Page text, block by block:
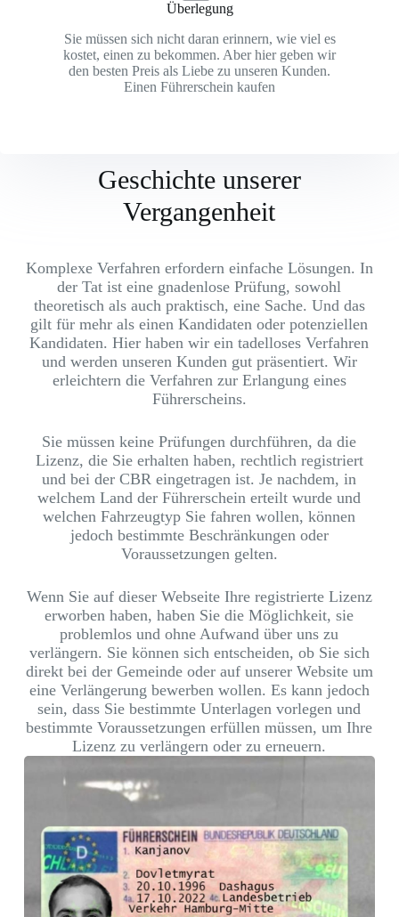
Überlegung
Sie müssen sich nicht daran erinnern, wie viel es
kostet, einen zu bekommen. Aber hier geben wir
den besten Preis als Liebe zu unseren Kunden.
Einen Führerschein kaufen
Geschichte unserer
Vergangenheit
Komplexe Verfahren erfordern einfache Lösungen. In
der Tat ist eine gnadenlose Prüfung, sowohl
theoretisch als auch praktisch, eine Sache. Und das
gilt für mehr als einen Kandidaten oder potenziellen
Kandidaten. Hier haben wir ein tadelloses Verfahren
und werden unseren Kunden gut präsentiert. Wir
erleichtern die Verfahren zur Erlangung eines
Führerscheins.
Sie müssen keine Prüfungen durchführen, da die
Lizenz, die Sie erhalten haben, rechtlich registriert
und bei der CBR eingetragen ist. Je nachdem, in
welchem Land der Führerschein erteilt wurde und
welchen Fahrzeugtyp Sie fahren wollen, können
jedoch bestimmte Beschränkungen oder
Voraussetzungen gelten.
Wenn Sie auf dieser Webseite Ihre registrierte Lizenz
erworben haben, haben Sie die Möglichkeit, sie
problemlos und ohne Aufwand über uns zu
verlängern. Sie können sich entscheiden, ob Sie sich
direkt bei der Gemeinde oder auf unserer Website um
eine Verlängerung bewerben wollen. Es kann jedoch
sein, dass Sie bestimmte Unterlagen vorlegen und
bestimmte Voraussetzungen erfüllen müssen, um Ihre
Lizenz zu verlängern oder zu erneuern.